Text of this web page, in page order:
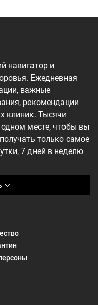
навигатор и
Ежедневная
важные
рекомендации
клиник. Тысячи
месте, чтобы вы
только самое
7 дней в неделю